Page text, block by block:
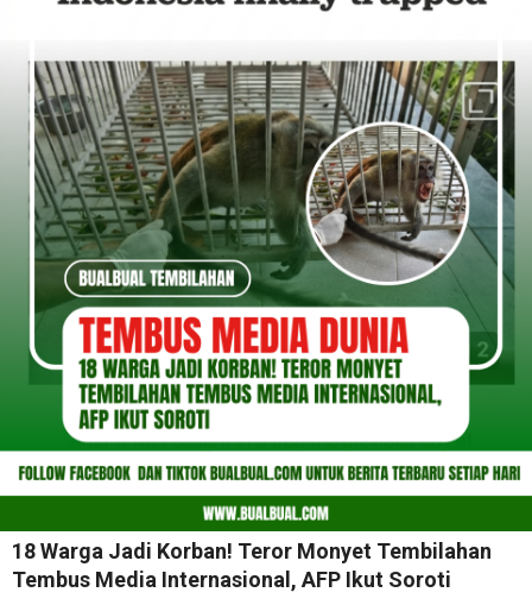
18 Warga Jadi Korban! Teror Monyet Tembilahan
Tembus Media Internasional, AFP Ikut Soroti